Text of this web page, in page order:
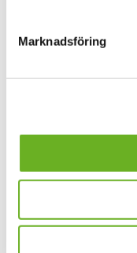
Marknadsföring
Allmänna